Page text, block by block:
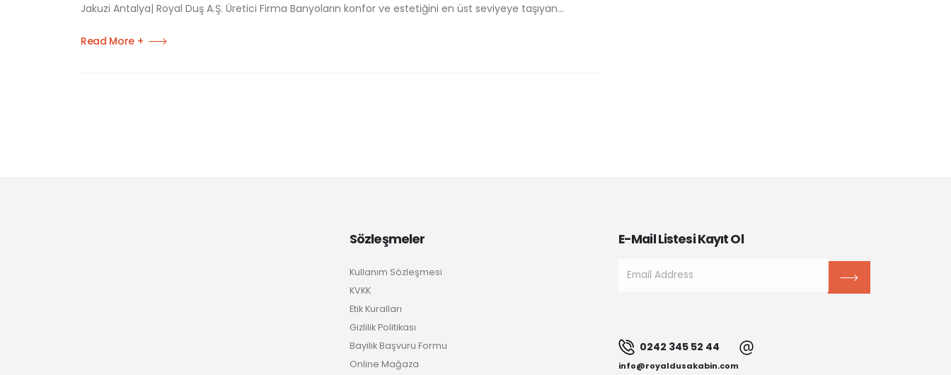
Jakuzi Antalya| Royal Duş A.Ş. Üretici Firma Banyoların konfor ve estetiğini en üst seviyeye taşıyan...
Read More +
Sözleşmeler
Kullanım Sözleşmesi
KVKK
Etik Kuralları
Gizlilik Politikası
Bayilik Başvuru Formu
Online Mağaza
E-Mail Listesi Kayıt Ol
0242 345 52 44
info@royaldusakabin.com